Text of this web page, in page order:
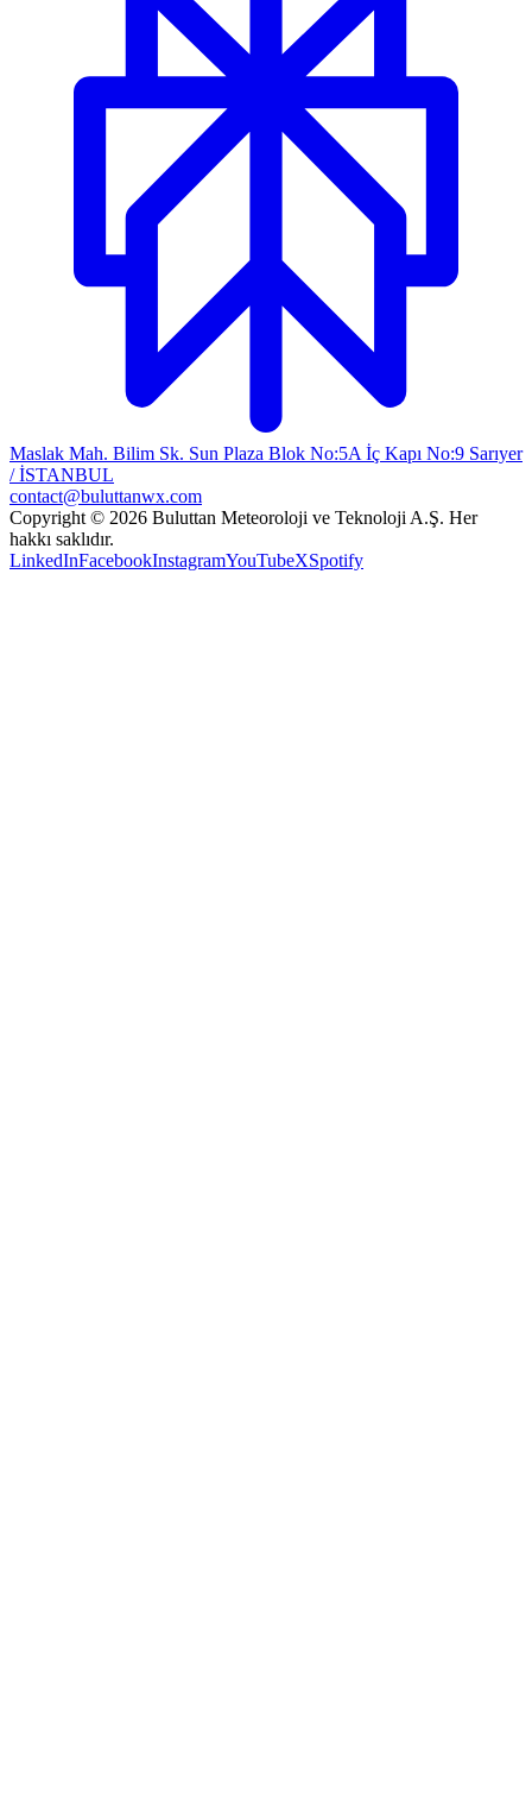
Maslak Mah. Bilim Sk. Sun Plaza Blok No:5A İç Kapı No:9 Sarıyer
/ İSTANBUL
contact@buluttanwx.com
Copyright © 2026 Buluttan Meteoroloji ve Teknoloji A.Ş. Her
hakkı saklıdır.
LinkedInFacebookInstagramYouTubeXSpotify